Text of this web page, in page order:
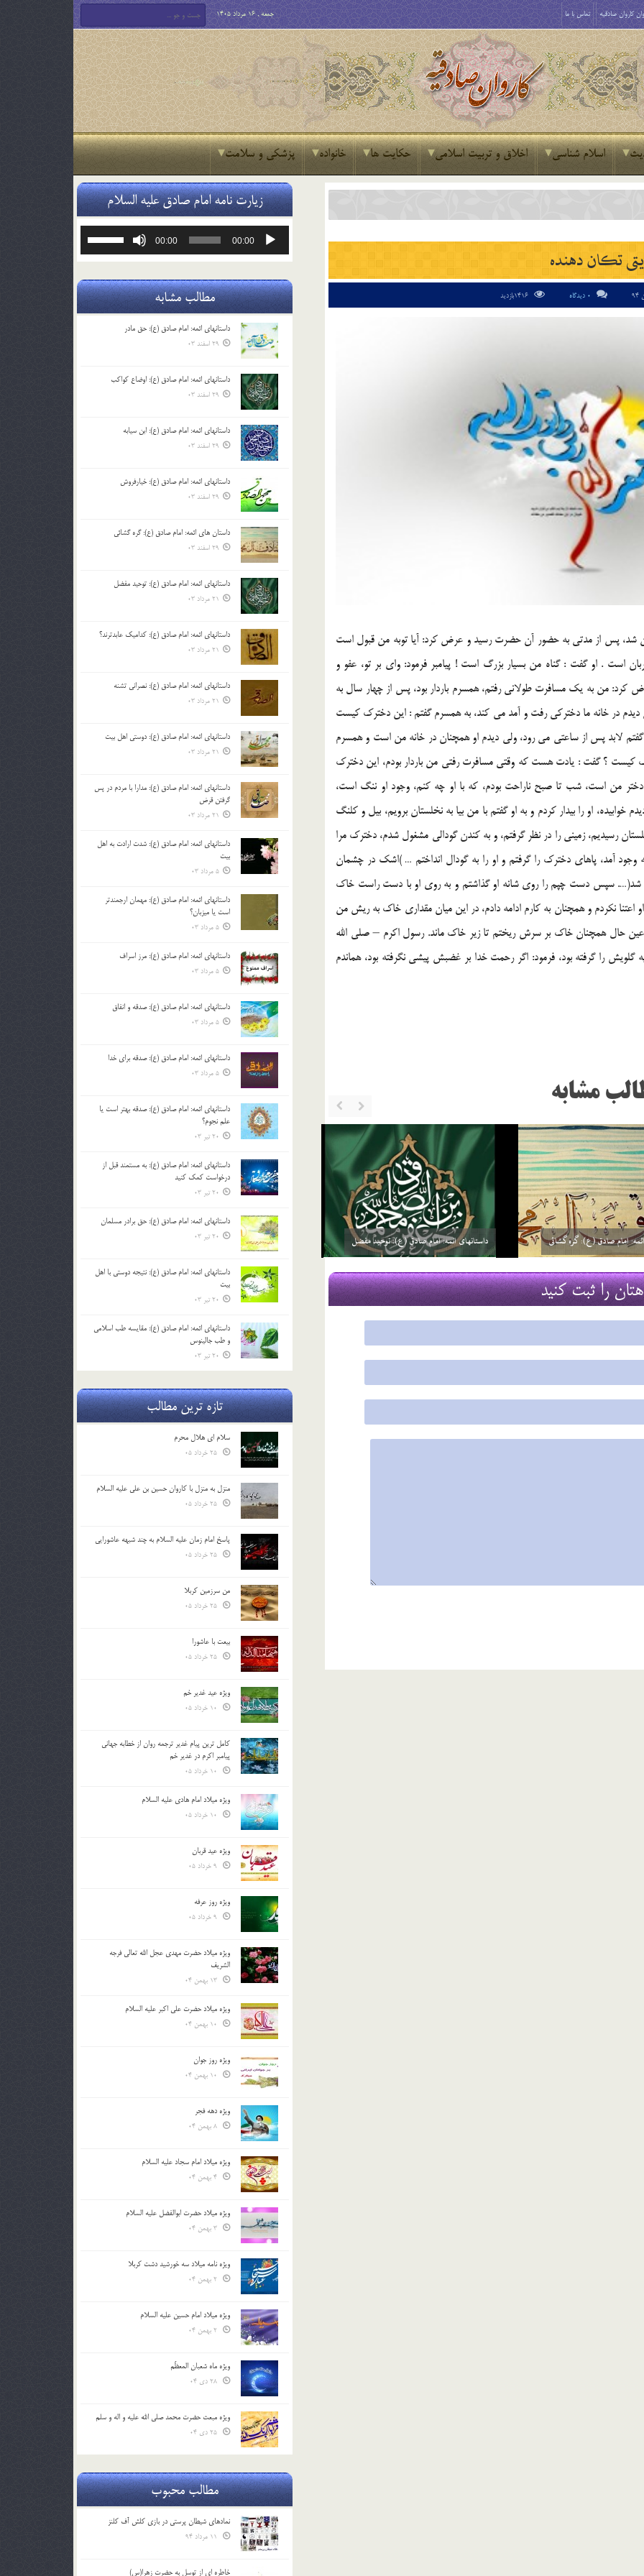
کاروان صادقیه تماس با ما جمعه , 16 مرداد 1405
اسلام شناسی اخلاق و تربیت اسلامی حکایت ها خانواده پزشکی و سلامت
تكان دهنده
0 دیدگاه
شد، پس از مدتي به حضور آن حضرت رسيد و عرض كرد: آيا توبه من قبول است
است . او گفت : گناه من بسيار بزرگ است ! پيامبر فرمود: واي بر تو، عفو و
من به يك مسافرت طولاني رفتم، همسرم باردار بود، پس از چهار سال به
ديدم در خانه ما دختركي رفت و آمد مي كند، به همسرم گفتم : اين دخترك كيست
لابد پس از ساعتي مي رود، ولي ديدم او همچنان در خانه من است و همسرم
كيست ؟ گفت : يادت هست كه وقتي مسافرت رفتي من باردار بودم، اين دخترك
من است، شب تا صبح ناراحت بودم، كه با او چه كنم، وجود او ننگ است،
خوابيده، او را بيدار كردم و به او گفتم با من بيا به نخلستان برويم، بيل و كلنگ
رسيديم، زميني را در نظر گرفتم، و به كندن گودالي مشغول شدم، دخترك مرا
آمد، پاهاي دخترك را گرفتم و او را به گودال انداختم … )اشك در چشمان
شد(…. سپس دست چپم را روي شانه او گذاشتم و به روي او با دست راست خاك
نكردم و همچنان به كارم ادامه دادم، در اين ميان مقداري خاك به ريش من
عين حال همچنان خاك بر سرش ريختم تا زير خاك ماند. رسول اكرم – صلي الله
را گرفته بود، فرمود: اگر رحمت خدا بر غضبش پيشي نگرفته بود، هماندم
مشابه
امام صادق (ع): گره گشائی داستانهای ائمه: امام صادق (ع): توحید مفضل
21 مرداد 03
را ثبت کنید
زیارت نامه امام صادق علیه السلام
پخش‌کننده
00:00
00:00
یا
صدا
کلیدهای
مطالب مشابه
داستانهای ائمه: امام صادق (ع): حق مادر
29 اسفند 03
داستانهای ائمه: امام صادق (ع): اوضاع کواکب
29 اسفند 03
داستانهای ائمه: امام صادق (ع): ابن سیابه
29 اسفند 03
داستانهای ائمه: امام صادق (ع): خیارفروش
29 اسفند 03
داستان های ائمه: امام صادق (ع): گره گشائی
29 اسفند 03
داستانهای ائمه: امام صادق (ع): توحید مفضل
21 مرداد 03
داستانهای ائمه: امام صادق (ع): کدامیک عابدترند؟
21 مرداد 03
داستانهای ائمه: امام صادق (ع): نصرانی تشنه
21 مرداد 03
داستانهای ائمه: امام صادق (ع): دوستی اهل بیت
21 مرداد 03
داستانهای ائمه: امام صادق (ع): مدارا با مردم در پس
گرفتن قرض
21 مرداد 03
داستانهای ائمه: امام صادق (ع): شدت ارادت به اهل
بیت
5 مرداد 03
داستانهای ائمه: امام صادق (ع): مهمان ارجمندتر
است یا میزبان؟
5 مرداد 03
داستانهای ائمه: امام صادق (ع): مرز اسراف
5 مرداد 03
داستانهای ائمه: امام صادق (ع): صدقه و انفاق
5 مرداد 03
داستانهای ائمه: امام صادق (ع): صدقه برای خدا
5 مرداد 03
داستانهای ائمه: امام صادق (ع): صدقه بهتر است یا
علم نجوم؟
20 تیر 03
داستانهای ائمه: امام صادق (ع): به مستمند قبل از
درخواست کمک کنید
20 تیر 03
داستانهای ائمه: امام صادق (ع): حق برادر مسلمان
20 تیر 03
داستانهای ائمه: امام صادق (ع): نتیجه دوستی با اهل
بیت
20 تیر 03
داستانهای ائمه: امام صادق (ع): مقایسه طب اسلامی
و طب جالینوس
20 تیر 03
تازه ترین مطالب
سلام ای هلال محرم
منزل به منزل با کاروان حسین بن علی علیه السلام
پاسخ امام زمان علیه السلام به چند شبهه عاشورایی
من سرزمین کربلا
بیعت با عاشورا
ویژه عید غدیر خم
کامل ترین پیام غدیر ترجمه روان از خطابه جهانی
پیامبر اکرم در غدیر خم
ویژه میلاد امام هادی علیه السلام
ویژه عید قربان
ویژه روز عرفه
ویژه میلاد حضرت مهدی عجل الله تعالی فرجه
الشريف
ویژه میلاد حضرت علی اکبر علیه السلام
ویژه روز جوان
ویژه دهه فجر
ویژه میلاد امام سجاد علیه السلام
ویژه میلاد حضرت ابوالفضل علیه السلام
ویژه نامه میلاد سه خورشید دشت کربلا
ویژه میلاد امام حسین علیه السلام
ویژه ماه شعبان المعظّم
ویژه مبعث حضرت محمد صلی الله علیه و اله و سلم
مطالب محبوب
نمادهای شیطان پرستی در بازی کلش آف کلنز
خاطره ای از توسل به حضرت زهرا(س)